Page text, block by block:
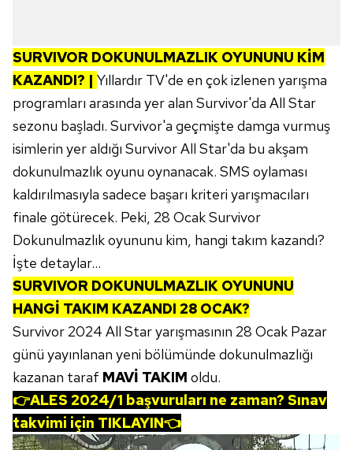
SURVIVOR DOKUNULMAZLIK OYUNUNU KİM
KAZANDI? | Yıllardır TV'de en çok izlenen yarışma
programları arasında yer alan Survivor'da All Star
sezonu başladı. Survivor'a geçmişte damga vurmuş
isimlerin yer aldığı Survivor All Star'da bu akşam
dokunulmazlık oyunu oynanacak. SMS oylaması
kaldırılmasıyla sadece başarı kriteri yarışmacıları
finale götürecek. Peki, 28 Ocak Survivor
Dokunulmazlık oyununu kim, hangi takım kazandı?
İşte detaylar...
SURVIVOR DOKUNULMAZLIK OYUNUNU
HANGİ TAKIM KAZANDI 28 OCAK?
Survivor 2024 All Star yarışmasının 28 Ocak Pazar
günü yayınlanan yeni bölümünde dokunulmazlığı
kazanan taraf MAVİ TAKIM oldu.
👉ALES 2024/1 başvuruları ne zaman? Sınav
takvimi için TIKLAYIN👈